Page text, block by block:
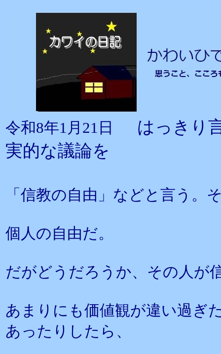
令和8年1月21日
はっきり
実的な議論を
「信教の自由」などと言う。
個人の自由だ。
だがどうだろうか、その人が
あまりにも価値観が違い過ぎ
あったりしたら、